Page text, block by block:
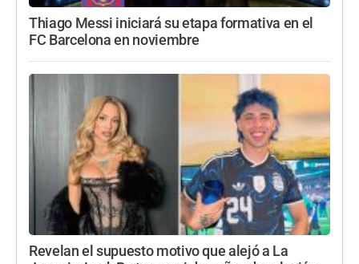
Thiago Messi iniciará su etapa formativa en el
FC Barcelona en noviembre
Revelan el supuesto motivo que alejó a La